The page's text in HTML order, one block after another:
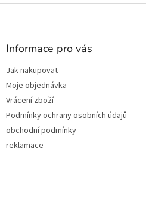
Z
Informace pro vás
Jak nakupovat
Moje objednávka
Vrácení zboží
Podmínky ochrany osobních údajů
obchodní podmínky
reklamace